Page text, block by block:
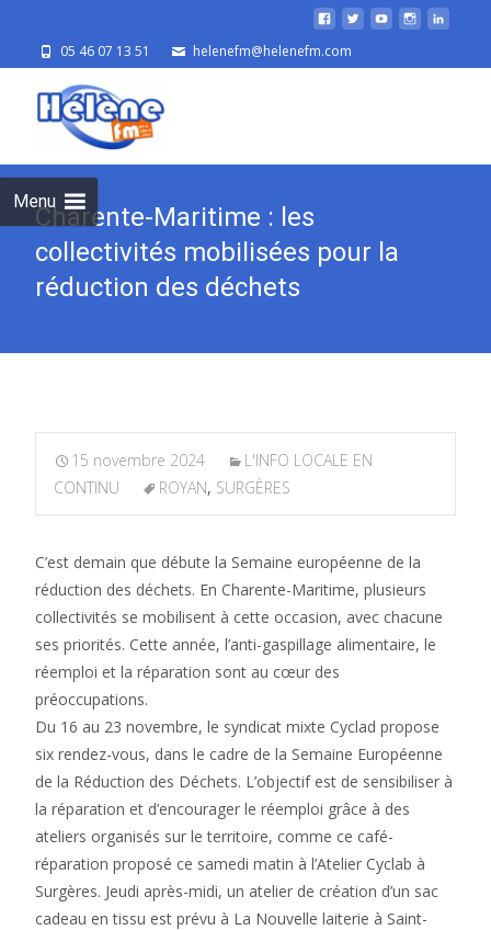
05 46 07 13 51 helenefm@helenefm.com
Menu
Charente-Maritime : les
collectivités mobilisées pour la
réduction des déchets
15 novembre 2024
L'INFO LOCALE EN
CONTINU
ROYAN, SURGÈRES
C’est demain que débute la Semaine européenne de la
réduction des déchets. En Charente-Maritime, plusieurs
collectivités se mobilisent à cette occasion, avec chacune
ses priorités. Cette année, l’anti-gaspillage alimentaire, le
réemploi et la réparation sont au cœur des
préoccupations.
Du 16 au 23 novembre, le syndicat mixte Cyclad propose
six rendez-vous, dans le cadre de la Semaine Européenne
de la Réduction des Déchets. L’objectif est de sensibiliser à
la réparation et d’encourager le réemploi grâce à des
ateliers organisés sur le territoire, comme ce café-
réparation proposé ce samedi matin à l’Atelier Cyclab à
Surgères. Jeudi après-midi, un atelier de création d’un sac
cadeau en tissu est prévu à La Nouvelle laiterie à Saint-